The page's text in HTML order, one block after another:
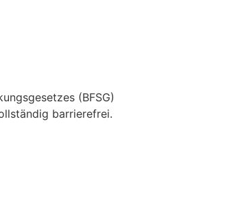
(BFSG)
barrierefrei.